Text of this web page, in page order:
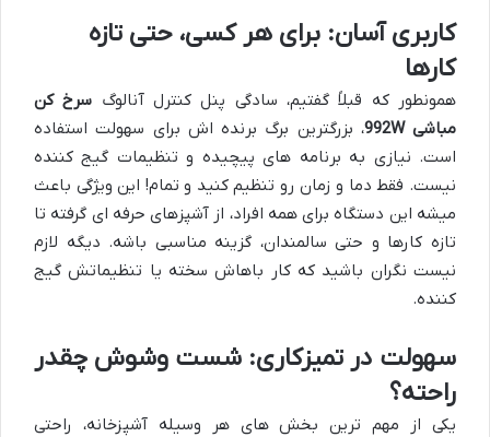
کاربری آسان: برای هر کسی، حتی تازه
کارها
همونطور که قبلاً گفتیم، سادگی پنل کنترل آنالوگ سرخ کن
مباشی 992W
، بزرگترین برگ برنده اش برای سهولت استفاده
است. نیازی به برنامه های پیچیده و تنظیمات گیج کننده
نیست. فقط دما و زمان رو تنظیم کنید و تمام! این ویژگی باعث
میشه این دستگاه برای همه افراد، از آشپزهای حرفه ای گرفته تا
تازه کارها و حتی سالمندان، گزینه مناسبی باشه. دیگه لازم
نیست نگران باشید که کار باهاش سخته یا تنظیماتش گیج
کننده.
سهولت در تمیزکاری: شست وشوش چقدر
راحته؟
یکی از مهم ترین بخش های هر وسیله آشپزخانه، راحتی